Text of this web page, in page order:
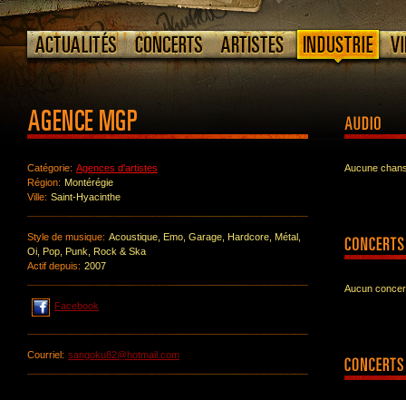
Catégorie: Agences d'artistes
Région: Montérégie
Ville: Saint-Hyacinthe
Style de musique: Acoustique, Emo, Garage, Hardcore, Métal,
Oi, Pop, Punk, Rock & Ska
Actif depuis: 2007
Facebook
Courriel: sangoku82@hotmail.com
Aucune
Aucun